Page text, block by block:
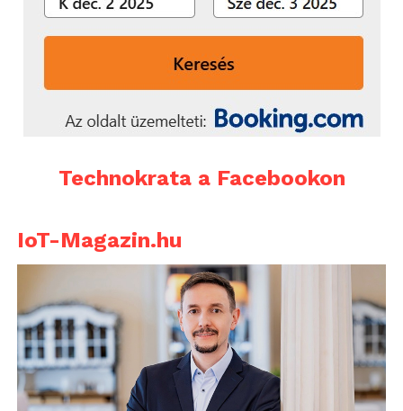
Technokrata a Facebookon
IoT-Magazin.hu